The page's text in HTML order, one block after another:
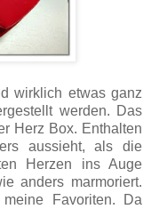
wirklich etwas ganz
werden. Das
Herz Box. Enthalten
aussieht, als die
Herzen ins Auge
anders marmoriert.
Favoriten. Da